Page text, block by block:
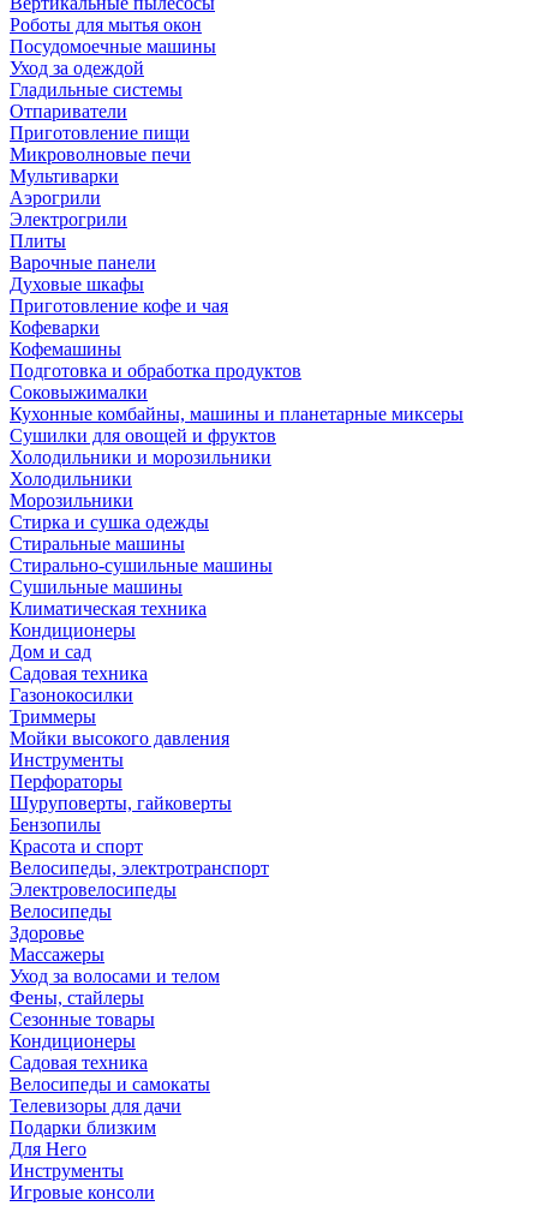
Роботы для мытья окон
Посудомоечные машины
Уход за одеждой
Гладильные системы
Отпариватели
Приготовление пищи
Микроволновые печи
Мультиварки
Аэрогрили
Электрогрили
Плиты
Варочные панели
Духовые шкафы
Приготовление кофе и чая
Кофеварки
Кофемашины
Подготовка и обработка продуктов
Соковыжималки
Кухонные комбайны, машины и планетарные миксеры
Сушилки для овощей и фруктов
Холодильники и морозильники
Холодильники
Морозильники
Стирка и сушка одежды
Стиральные машины
Стирально-сушильные машины
Сушильные машины
Климатическая техника
Кондиционеры
Дом и сад
Садовая техника
Газонокосилки
Триммеры
Мойки высокого давления
Инструменты
Перфораторы
Шуруповерты, гайковерты
Бензопилы
Красота и спорт
Велосипеды, электротранспорт
Электровелосипеды
Велосипеды
Здоровье
Массажеры
Уход за волосами и телом
Фены, стайлеры
Сезонные товары
Кондиционеры
Садовая техника
Велосипеды и самокаты
Телевизоры для дачи
Подарки близким
Для Него
Инструменты
Игровые консоли